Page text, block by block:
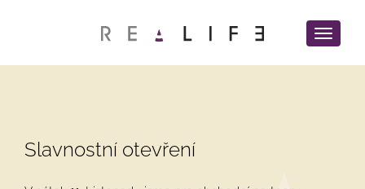
Menu
Slavnostní otevření